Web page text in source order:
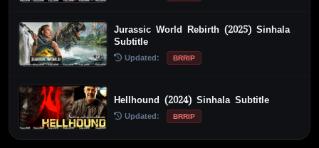
Jurassic World Rebirth (2025) Sinhala
Subtitle
Updated: BRRIP
Hellhound (2024) Sinhala Subtitle
Updated: BRRIP